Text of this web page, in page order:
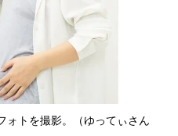
ォトを撮影。（ゆってぃさん